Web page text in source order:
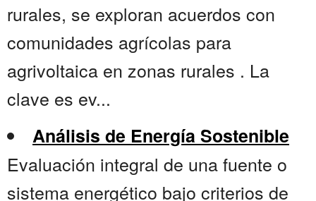
rurales, se exploran acuerdos con
comunidades agrícolas para
agrivoltaica en zonas rurales . La
clave es ev...
Análisis de Energía Sostenible
Evaluación integral de una fuente o
sistema energético bajo criterios de